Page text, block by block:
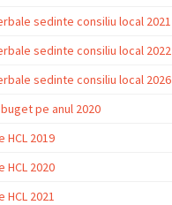
sedinte consiliu local 2021
sedinte consiliu local 2022
sedinte consiliu local 2026
pe anul 2020
2019
2020
2021